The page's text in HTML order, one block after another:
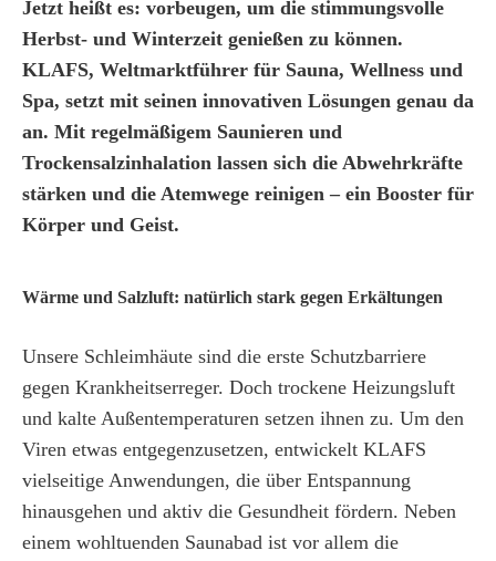
Jetzt heißt es: vorbeugen, um die stimmungsvolle
Herbst- und Winterzeit genießen zu können.
KLAFS, Weltmarktführer für Sauna, Wellness und
Spa, setzt mit seinen innovativen Lösungen genau da
an. Mit regelmäßigem Saunieren und
Trockensalzinhalation lassen sich die Abwehrkräfte
stärken und die Atemwege reinigen – ein Booster für
Körper und Geist.
Wärme und Salzluft: natürlich stark gegen Erkältungen
Unsere Schleimhäute sind die erste Schutzbarriere
gegen Krankheitserreger. Doch trockene Heizungsluft
und kalte Außentemperaturen setzen ihnen zu. Um den
Viren etwas entgegenzusetzen, entwickelt KLAFS
vielseitige Anwendungen, die über Entspannung
hinausgehen und aktiv die Gesundheit fördern. Neben
einem wohltuenden Saunabad ist vor allem die